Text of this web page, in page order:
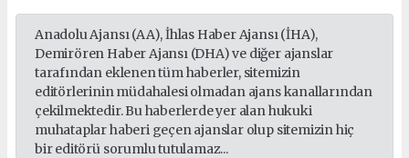
Anadolu Ajansı (AA), İhlas Haber Ajansı (İHA),
Demirören Haber Ajansı (DHA) ve diğer ajanslar
tarafından eklenen tüm haberler, sitemizin
editörlerinin müdahalesi olmadan ajans kanallarından
çekilmektedir. Bu haberlerde yer alan hukuki
muhataplar haberi geçen ajanslar olup sitemizin hiç
bir editörü sorumlu tutulamaz...